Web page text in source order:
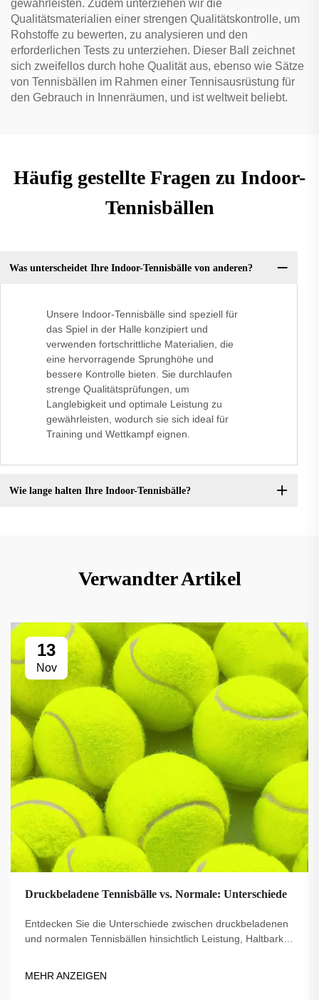
gewährleisten. Zudem unterziehen wir die
Qualitätsmaterialien einer strengen Qualitätskontrolle, um
Rohstoffe zu bewerten, zu analysieren und den
erforderlichen Tests zu unterziehen. Dieser Ball zeichnet
sich zweifellos durch hohe Qualität aus, ebenso wie Sätze
von Tennisbällen im Rahmen einer Tennisausrüstung für
den Gebrauch in Innenräumen, und ist weltweit beliebt.
Häufig gestellte Fragen zu Indoor-
Tennisbällen
Was unterscheidet Ihre Indoor-Tennisbälle von anderen?
Unsere Indoor-Tennisbälle sind speziell für
das Spiel in der Halle konzipiert und
verwenden fortschrittliche Materialien, die
eine hervorragende Sprunghöhe und
bessere Kontrolle bieten. Sie durchlaufen
strenge Qualitätsprüfungen, um
Langlebigkeit und optimale Leistung zu
gewährleisten, wodurch sie sich ideal für
Training und Wettkampf eignen.
Wie lange halten Ihre Indoor-Tennisbälle?
Verwandter Artikel
13
Nov
Druckbeladene Tennisbälle vs. Normale: Unterschiede
Entdecken Sie die Unterschiede zwischen druckbeladenen
und normalen Tennisbällen hinsichtlich Leistung, Haltbarkeit
MEHR ANZEIGEN